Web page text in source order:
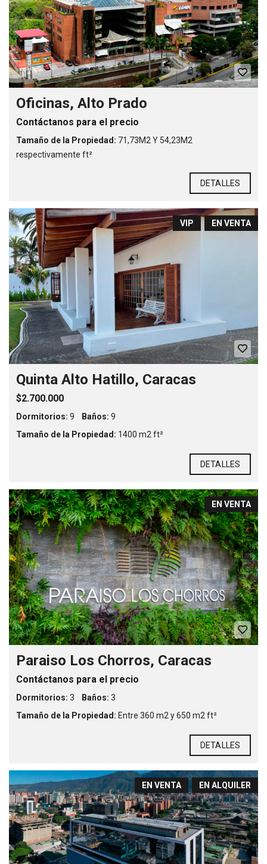
Oficinas, Alto Prado
Contáctanos para el precio
Tamaño de la Propiedad: 71,73M2 Y 54,23M2
respectivamente ft²
DETALLES
EN VENTA
VIP
Quinta Alto Hatillo, Caracas
$2.700.000
Dormitorios: 9 Baños: 9
Tamaño de la Propiedad: 1400 m2 ft²
DETALLES
EN VENTA
Paraiso Los Chorros, Caracas
Contáctanos para el precio
Dormitorios: 3 Baños: 3
Tamaño de la Propiedad: Entre 360 m2 y 650 m2 ft²
DETALLES
EN ALQUILER
EN VENTA